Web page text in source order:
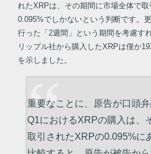
れたXRPは、その期間に市場全体で
0.095%でしかないという判断です。
行った「2週間」という期間を考慮す
リップル社から購入したXRPは僅か
を示しました。
重要なことに、原告が口頭
Q1におけるXRPの購入は、
取引されたXRPの0.095%に